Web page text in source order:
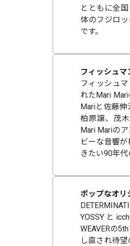
とともに全
体のフジロ
です。
フィッシュ
フィッシュ
れたMari
Mariと佐藤
柏原譲、茂
Mari Mariの
ビーな音響
きたい90年代
ポップなオリ
YOSSYと
WEAVERの
し直され待